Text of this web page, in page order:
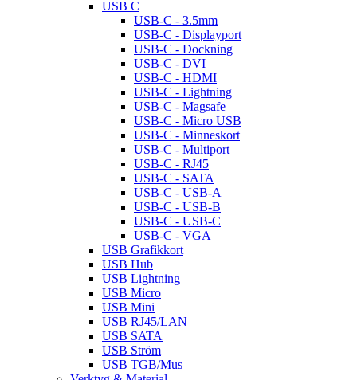
USB C
USB-C - 3.5mm
USB-C - Displayport
USB-C - Dockning
USB-C - DVI
USB-C - HDMI
USB-C - Lightning
USB-C - Magsafe
USB-C - Micro USB
USB-C - Minneskort
USB-C - Multiport
USB-C - RJ45
USB-C - SATA
USB-C - USB-A
USB-C - USB-B
USB-C - USB-C
USB-C - VGA
USB Grafikkort
USB Hub
USB Lightning
USB Micro
USB Mini
USB RJ45/LAN
USB SATA
USB Ström
USB TGB/Mus